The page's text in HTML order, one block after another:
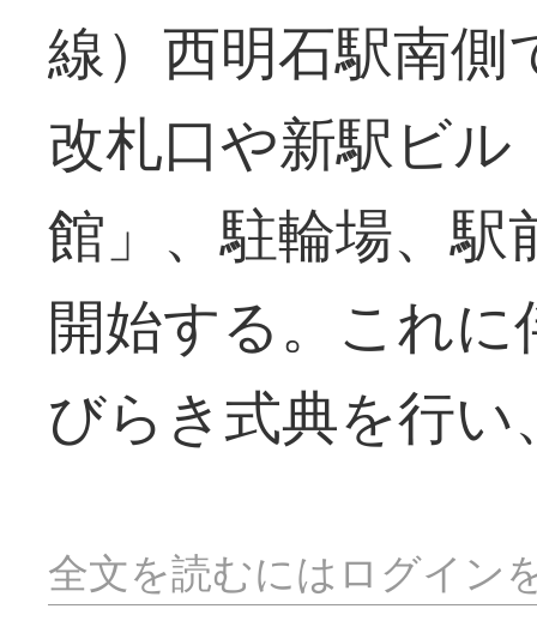
線）西明石駅南
改札口や新駅ビ
館」、駐輪場、駅
開始する。これ
びらき式典を行
全文を読むにはログイン